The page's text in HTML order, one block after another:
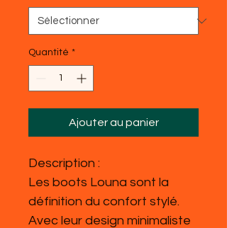
Quantité *
Ajouter au panier
Description :
Les boots Louna sont la
définition du confort stylé.
Avec leur design minimaliste